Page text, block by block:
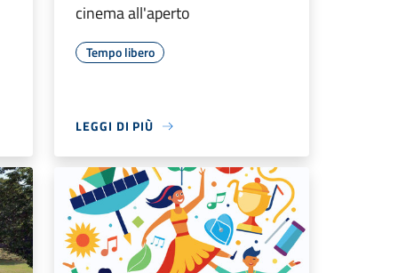
cinema all'aperto
Tempo libero
LEGGI DI PIÙ